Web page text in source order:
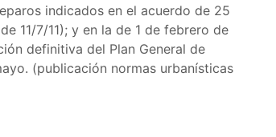
indicados en el acuerdo de 25
11/7/11); y en la de 1 de febrero de
definitiva del Plan General de
(publicación normas urbanísticas